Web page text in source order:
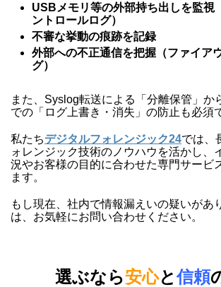
USBメモリ等の外部持ち出しを監視
ントロールログ）
不審な挙動の痕跡を記録
外部への不正通信を把握（ファイア
グ）
また、Syslog転送による「分離保管」か
での「ログ上書き・消失」の防止も必須
私たちデジタルフォレンジック24では、
ォレンジック技術のノウハウを活かし、
況やお客様の目的に合わせた専門サービ
ます。
もし現在、社内で情報漏えいの疑いがあ
は、お気軽にお問い合わせください。
選ぶなら安心と信頼